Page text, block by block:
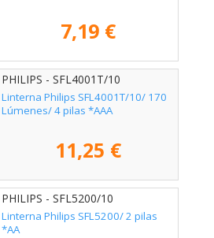
7,19 €
PHILIPS - SFL4001T/10
Linterna Philips SFL4001T/10/ 170
Lúmenes/ 4 pilas *AAA
11,25 €
PHILIPS - SFL5200/10
Linterna Philips SFL5200/ 2 pilas
*AA